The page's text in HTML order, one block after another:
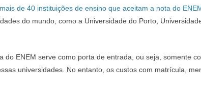
de 40 instituições de ensino que aceitam a nota do
do mundo, como a Universidade do Porto,
do ENEM serve como porta de entrada, ou seja, somente
universidades. No entanto, os custos com matrícula,